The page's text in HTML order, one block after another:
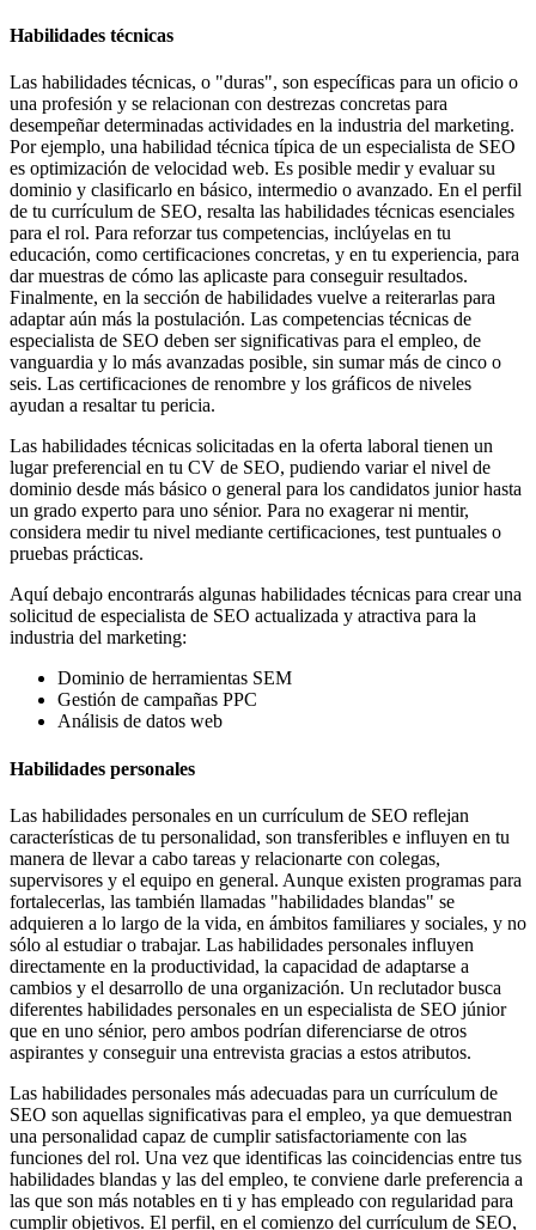
Habilidades técnicas
Las habilidades técnicas, o "duras", son específicas para un oficio o
una profesión y se relacionan con destrezas concretas para
desempeñar determinadas actividades en la industria del marketing.
Por ejemplo, una habilidad técnica típica de un especialista de SEO
es optimización de velocidad web. Es posible medir y evaluar su
dominio y clasificarlo en básico, intermedio o avanzado. En el perfil
de tu currículum de SEO, resalta las habilidades técnicas esenciales
para el rol. Para reforzar tus competencias, inclúyelas en tu
educación, como certificaciones concretas, y en tu experiencia, para
dar muestras de cómo las aplicaste para conseguir resultados.
Finalmente, en la sección de habilidades vuelve a reiterarlas para
adaptar aún más la postulación. Las competencias técnicas de
especialista de SEO deben ser significativas para el empleo, de
vanguardia y lo más avanzadas posible, sin sumar más de cinco o
seis. Las certificaciones de renombre y los gráficos de niveles
ayudan a resaltar tu pericia.
Las habilidades técnicas solicitadas en la oferta laboral tienen un
lugar preferencial en tu CV de SEO, pudiendo variar el nivel de
dominio desde más básico o general para los candidatos junior hasta
un grado experto para uno sénior. Para no exagerar ni mentir,
considera medir tu nivel mediante certificaciones, test puntuales o
pruebas prácticas.
Aquí debajo encontrarás algunas habilidades técnicas para crear una
solicitud de especialista de SEO actualizada y atractiva para la
industria del marketing:
Dominio de herramientas SEM
Gestión de campañas PPC
Análisis de datos web
Habilidades personales
Las habilidades personales en un currículum de SEO reflejan
características de tu personalidad, son transferibles e influyen en tu
manera de llevar a cabo tareas y relacionarte con colegas,
supervisores y el equipo en general. Aunque existen programas para
fortalecerlas, las también llamadas "habilidades blandas" se
adquieren a lo largo de la vida, en ámbitos familiares y sociales, y no
sólo al estudiar o trabajar. Las habilidades personales influyen
directamente en la productividad, la capacidad de adaptarse a
cambios y el desarrollo de una organización. Un reclutador busca
diferentes habilidades personales en un especialista de SEO júnior
que en uno sénior, pero ambos podrían diferenciarse de otros
aspirantes y conseguir una entrevista gracias a estos atributos.
Las habilidades personales más adecuadas para un currículum de
SEO son aquellas significativas para el empleo, ya que demuestran
una personalidad capaz de cumplir satisfactoriamente con las
funciones del rol. Una vez que identificas las coincidencias entre tus
habilidades blandas y las del empleo, te conviene darle preferencia a
las que son más notables en ti y has empleado con regularidad para
cumplir objetivos. El perfil, en el comienzo del currículum de SEO,